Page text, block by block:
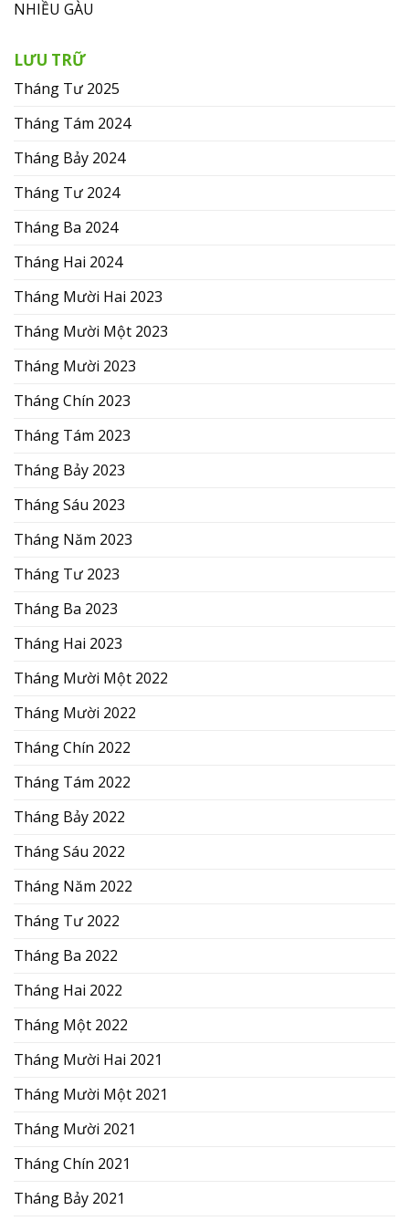
NHIỀU GÀU
LƯU TRỮ
Tháng Tư 2025
Tháng Tám 2024
Tháng Bảy 2024
Tháng Tư 2024
Tháng Ba 2024
Tháng Hai 2024
Tháng Mười Hai 2023
Tháng Mười Một 2023
Tháng Mười 2023
Tháng Chín 2023
Tháng Tám 2023
Tháng Bảy 2023
Tháng Sáu 2023
Tháng Năm 2023
Tháng Tư 2023
Tháng Ba 2023
Tháng Hai 2023
Tháng Mười Một 2022
Tháng Mười 2022
Tháng Chín 2022
Tháng Tám 2022
Tháng Bảy 2022
Tháng Sáu 2022
Tháng Năm 2022
Tháng Tư 2022
Tháng Ba 2022
Tháng Hai 2022
Tháng Một 2022
Tháng Mười Hai 2021
Tháng Mười Một 2021
Tháng Mười 2021
Tháng Chín 2021
Tháng Bảy 2021